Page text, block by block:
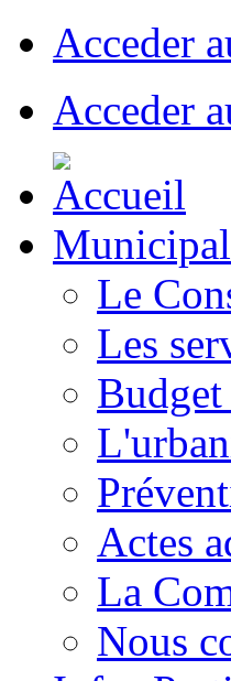
Acceder
Acceder
Le
Les
Actes
La
Nous